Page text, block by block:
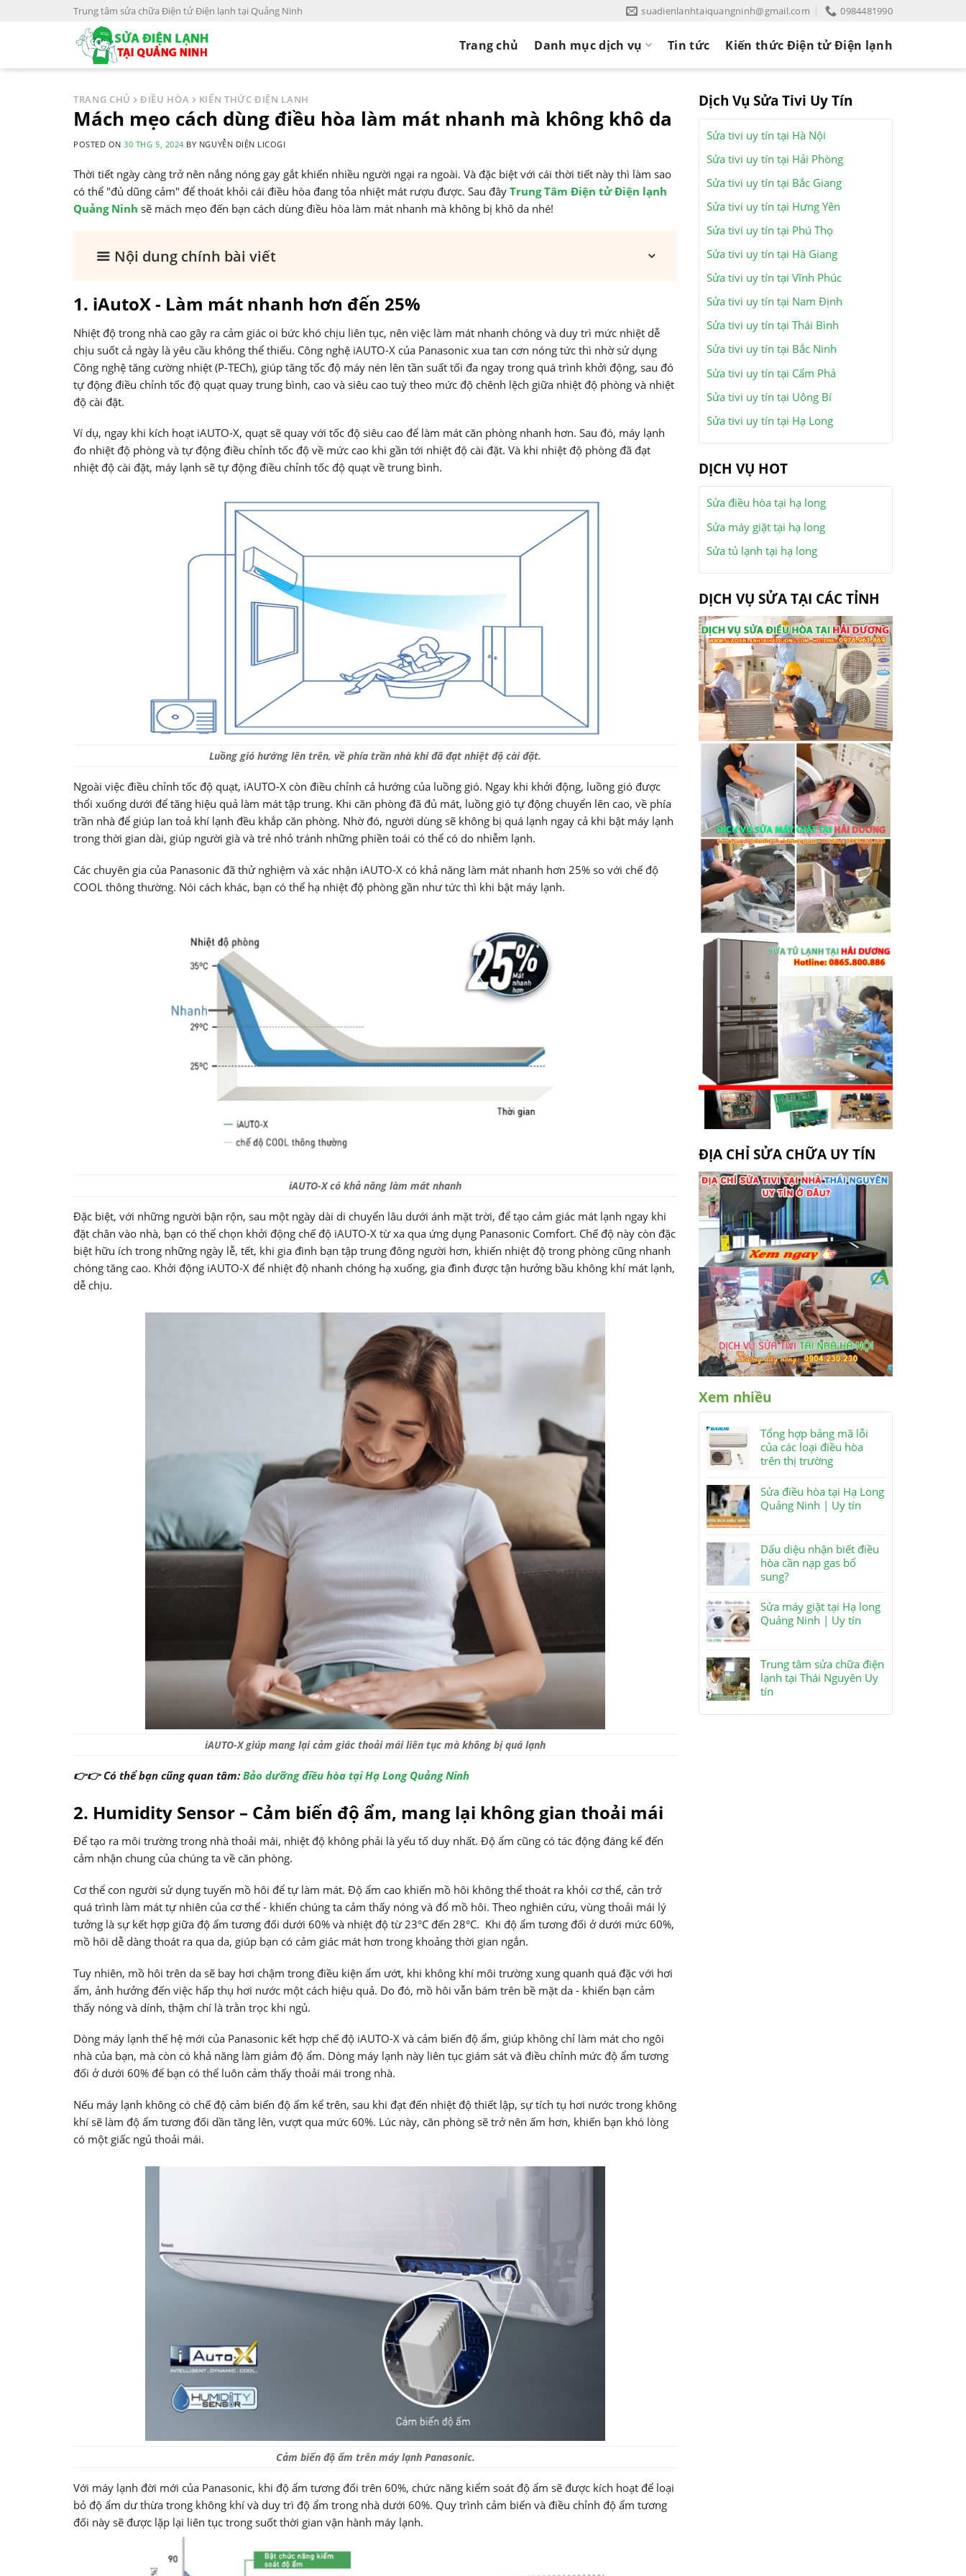
Trung tâm sửa chữa Điện tử Điện lạnh tại Quảng Ninh suadienlanhtaiquangninh@gmail.com 0984481990
Trang chủ Danh mục dịch vụ Tin tức Kiến thức Điện tử Điện lạnh
TRANG CHỦ ĐIỀU HÒA KIẾN THỨC ĐIỆN LẠNH
Mách mẹo cách dùng điều hòa làm mát nhanh mà không khô da
POSTED ON30 THG 5, 2024 BY NGUYỄN DIỆN LICOGI
Thời tiết ngày càng trở nên nắng nóng gay gắt khiến nhiều người ngại ra ngoài. Và đặc biệt với cái thời tiết này thì làm sao
có thể "đủ dũng cảm" để thoát khỏi cái điều hòa đang tỏa nhiệt mát rượu được. Sau đây Trung Tâm Điện tử Điện lạnh
Quảng Ninh sẽ mách mẹo đến bạn cách dùng điều hòa làm mát nhanh mà không bị khô da nhé!
Nội dung chính bài viết
1. iAutoX - Làm mát nhanh hơn đến 25%
Nhiệt độ trong nhà cao gây ra cảm giác oi bức khó chịu liên tục, nên việc làm mát nhanh chóng và duy trì mức nhiệt dễ
chịu suốt cả ngày là yêu cầu không thể thiếu. Công nghệ iAUTO-X của Panasonic xua tan cơn nóng tức thì nhờ sử dụng
Công nghệ tăng cường nhiệt (P-TECh), giúp tăng tốc độ máy nén lên tần suất tối đa ngay trong quá trình khởi động, sau đó
tự động điều chỉnh tốc độ quạt quay trung bình, cao và siêu cao tuỳ theo mức độ chênh lệch giữa nhiệt độ phòng và nhiệt
độ cài đặt.
Ví dụ, ngay khi kích hoạt iAUTO-X, quạt sẽ quay với tốc độ siêu cao để làm mát căn phòng nhanh hơn. Sau đó, máy lạnh
đo nhiệt độ phòng và tự động điều chỉnh tốc độ về mức cao khi gần tới nhiệt độ cài đặt. Và khi nhiệt độ phòng đã đạt
nhiệt độ cài đặt, máy lạnh sẽ tự động điều chỉnh tốc độ quạt về trung bình.
Luồng gió hướng lên trên, về phía trần nhà khi đã đạt nhiệt độ cài đặt.
Ngoài việc điều chỉnh tốc độ quạt, iAUTO-X còn điều chỉnh cả hướng của luồng gió. Ngay khi khởi động, luồng gió được
thổi xuống dưới để tăng hiệu quả làm mát tập trung. Khi căn phòng đã đủ mát, luồng gió tự động chuyển lên cao, về phía
trần nhà để giúp lan toả khí lạnh đều khắp căn phòng. Nhờ đó, người dùng sẽ không bị quá lạnh ngay cả khi bật máy lạnh
trong thời gian dài, giúp người già và trẻ nhỏ tránh những phiền toái có thể có do nhiễm lạnh.
Các chuyên gia của Panasonic đã thử nghiệm và xác nhận iAUTO-X có khả năng làm mát nhanh hơn 25% so với chế độ
COOL thông thường. Nói cách khác, bạn có thể hạ nhiệt độ phòng gần như tức thì khi bật máy lạnh.
iAUTO-X có khả năng làm mát nhanh
Đặc biệt, với những người bận rộn, sau một ngày dài di chuyển lâu dưới ánh mặt trời, để tạo cảm giác mát lạnh ngay khi
đặt chân vào nhà, bạn có thể chọn khởi động chế độ iAUTO-X từ xa qua ứng dụng Panasonic Comfort. Chế độ này còn đặc
biệt hữu ích trong những ngày lễ, tết, khi gia đình bạn tập trung đông người hơn, khiến nhiệt độ trong phòng cũng nhanh
chóng tăng cao. Khởi động iAUTO-X để nhiệt độ nhanh chóng hạ xuống, gia đình được tận hưởng bầu không khí mát lạnh,
dễ chịu.
iAUTO-X giúp mang lại cảm giác thoải mái liên tục mà không bị quá lạnh
👉👉 Có thể bạn cũng quan tâm: Bảo dưỡng điều hòa tại Hạ Long Quảng Ninh
2. Humidity Sensor – Cảm biến độ ẩm, mang lại không gian thoải mái
Để tạo ra môi trường trong nhà thoải mái, nhiệt độ không phải là yếu tố duy nhất. Độ ẩm cũng có tác động đáng kể đến
cảm nhận chung của chúng ta về căn phòng.
Cơ thể con người sử dụng tuyến mồ hôi để tự làm mát. Độ ẩm cao khiến mồ hôi không thể thoát ra khỏi cơ thể, cản trở
quá trình làm mát tự nhiên của cơ thể - khiến chúng ta cảm thấy nóng và đổ mồ hôi. Theo nghiên cứu, vùng thoải mái lý
tưởng là sự kết hợp giữa độ ẩm tương đối dưới 60% và nhiệt độ từ 23°C đến 28°C. Khi độ ẩm tương đối ở dưới mức 60%,
mồ hôi dễ dàng thoát ra qua da, giúp bạn có cảm giác mát hơn trong khoảng thời gian ngắn.
Tuy nhiên, mồ hôi trên da sẽ bay hơi chậm trong điều kiện ẩm ướt, khi không khí môi trường xung quanh quá đặc với hơi
ẩm, ảnh hưởng đến việc hấp thụ hơi nước một cách hiệu quả. Do đó, mồ hôi vẫn bám trên bề mặt da - khiến bạn cảm
thấy nóng và dính, thậm chí là trằn trọc khi ngủ.
Dòng máy lạnh thế hệ mới của Panasonic kết hợp chế độ iAUTO-X và cảm biến độ ẩm, giúp không chỉ làm mát cho ngôi
nhà của bạn, mà còn có khả năng làm giảm độ ẩm. Dòng máy lạnh này liên tục giám sát và điều chỉnh mức độ ẩm tương
đối ở dưới 60% để bạn có thể luôn cảm thấy thoải mái trong nhà.
Nếu máy lạnh không có chế độ cảm biến độ ẩm kể trên, sau khi đạt đến nhiệt độ thiết lập, sự tích tụ hơi nước trong không
khí sẽ làm độ ẩm tương đối dần tăng lên, vượt qua mức 60%. Lúc này, căn phòng sẽ trở nên ấm hơn, khiến bạn khó lòng
có một giấc ngủ thoải mái.
Cảm biến độ ẩm trên máy lạnh Panasonic.
Với máy lạnh đời mới của Panasonic, khi độ ẩm tương đối trên 60%, chức năng kiểm soát độ ẩm sẽ được kích hoạt để loại
bỏ độ ẩm dư thừa trong không khí và duy trì độ ẩm trong nhà dưới 60%. Quy trình cảm biến và điều chỉnh độ ẩm tương
đối này sẽ được lặp lại liên tục trong suốt thời gian vận hành máy lạnh.
Dịch Vụ Sửa Tivi Uy Tín
Sửa tivi uy tín tại Hà Nội
Sửa tivi uy tín tại Hải Phòng
Sửa tivi uy tín tại Bắc Giang
Sửa tivi uy tín tại Hưng Yên
Sửa tivi uy tín tại Phú Thọ
Sửa tivi uy tín tại Hà Giang
Sửa tivi uy tín tại Vĩnh Phúc
Sửa tivi uy tín tại Nam Định
Sửa tivi uy tín tại Thái Bình
Sửa tivi uy tín tại Bắc Ninh
Sửa tivi uy tín tại Cẩm Phả
Sửa tivi uy tín tại Uông Bí
Sửa tivi uy tín tại Hạ Long
DỊCH VỤ HOT
Sửa điều hòa tại hạ long
Sửa máy giặt tại hạ long
Sửa tủ lạnh tại hạ long
DỊCH VỤ SỬA TẠI CÁC TỈNH
ĐỊA CHỈ SỬA CHỮA UY TÍN
Xem nhiều
Tổng hợp bảng mã lỗi
của các loại điều hòa
trên thị trường
Sửa điều hòa tại Hạ Long
Quảng Ninh | Uy tín
Dấu diệu nhận biết điều
hòa cần nạp gas bổ
sung?
Sửa máy giặt tại Hạ long
Quảng Ninh | Uy tín
Trung tâm sửa chữa điện
lạnh tại Thái Nguyên Uy
tín